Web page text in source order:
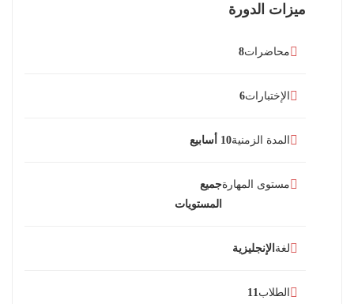
ميزات الدورة
محاضرات8
الإختبارات6
المدة الزمنية10 أسابيع
مستوى المهارةجميع
المستويات
لغة الإنجليزية
الطلاب 11